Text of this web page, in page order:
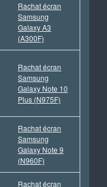
Rachat écran
Samsung
Galaxy A3
(A300F)
Rachat écran
Samsung
Galaxy Note 10
Plus (N975F)
Rachat écran
Samsung
Galaxy Note 9
(N960F)
Rachat écran